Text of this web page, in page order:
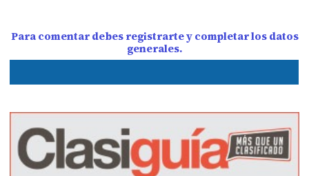
Para comentar debes registrarte y completar los datos
generales.